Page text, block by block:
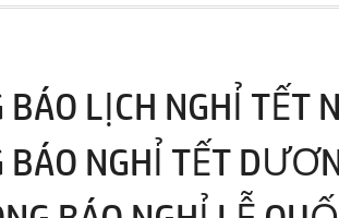
BÁO LỊCH NGHỈ
BÁO NGHỈ TẾT